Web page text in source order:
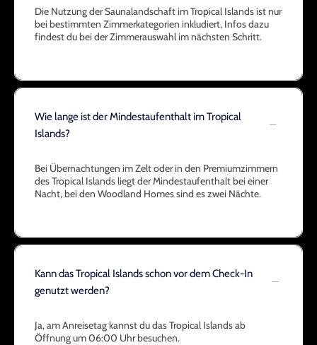
Die Nutzung der Saunalandschaft im Tropical Islands ist nur
bei bestimmten Zimmerkategorien inkludiert, Infos dazu
findest du bei der Zimmerauswahl im nächsten Schritt.
Wie lange ist der Mindestaufenthalt im Tropical
Islands?
Bei Übernachtungen im Zelt oder in den Premiumzimmern
des Tropical Islands liegt der Mindestaufenthalt bei einer
Nacht, bei den Woodland Homes sind es zwei Nächte.
Kann das Tropical Islands schon vor dem Check-In
genutzt werden?
Ja, am Anreisetag kannst du das Tropical Islands ab
Öffnung um 06:00 Uhr besuchen.